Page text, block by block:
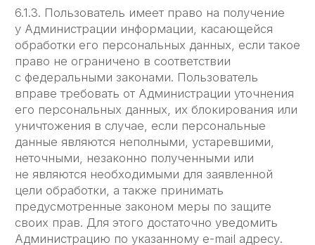
соглашения.
7.6. В отношение текстовых материалов (статей,
публикаций, находящихся в свободном
публичном доступе на сайте ЛЕГЧЕ)
допускается их распространение при условии,
что будет дана ссылка на Сайт ЛЕГЧЕ.
7.7. Администрация не несет ответственности
перед Пользователем за любой убыток или
ущерб, понесённый Пользователем
в результате удаления, сбоя или
невозможности сохранения какого-либо
Содержания и иных коммуникационных данных,
содержащихся на сайте ЛЕГЧЕ или
передаваемых через него.
7.8. Администрация не несет ответственности
за любые прямые или косвенные убытки,
произошедшие из-за: использования либо
невозможности использования сайта, либо